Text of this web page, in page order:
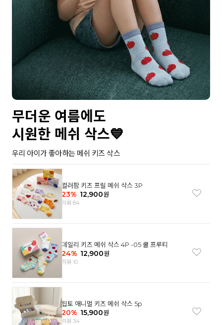
무더운 여름에도
시원한 메쉬 삭스💙
우리 아이가 좋아하는 메쉬 키즈 삭스
컬러팜 키즈 프릴 메쉬 삭스 3P
23% 12,900원
리뷰 84
데일리 키즈 메쉬 삭스 4P -05 쿨 프루티
24% 12,900원
리뷰 10
팁토 애니멀 키즈 메쉬 삭스 5p
20% 15,900원
리뷰 34